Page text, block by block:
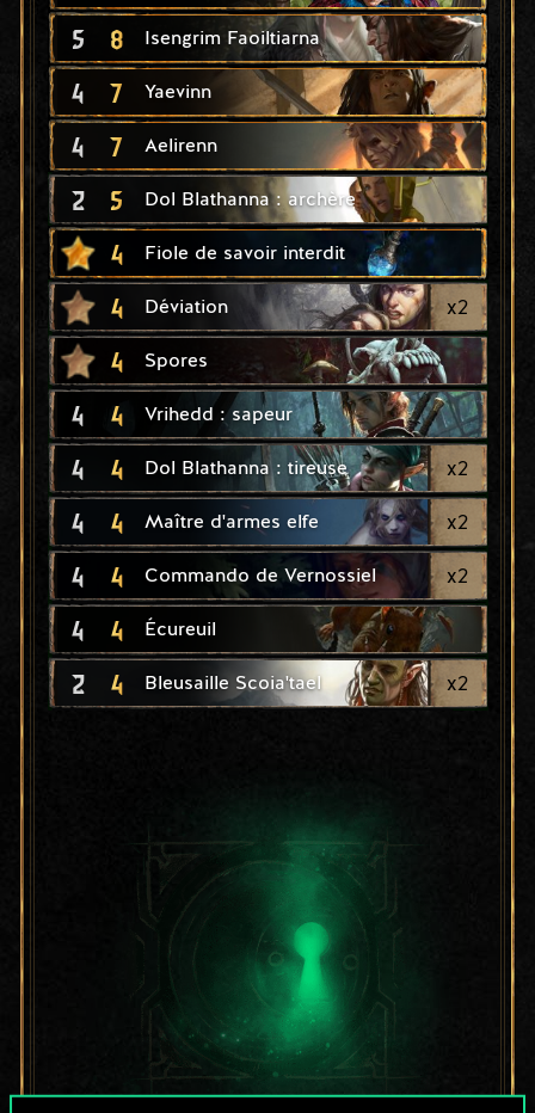
5 8 Isengrim Faoiltiarna
4 7 Yaevinn
4 7 Aelirenn
2 5 Dol Blathanna : archère
4 Fiole de savoir interdit
4 Déviation x2
4 Spores
4 4 Vrihedd : sapeur
4 4 Dol Blathanna : tireuse x2
4 4 Maître d'armes elfe x2
4 4 Commando de Vernossiel x2
4 4 Écureuil
2 4 Bleusaille Scoia'tael x2